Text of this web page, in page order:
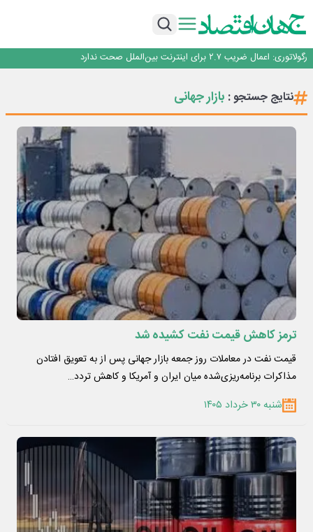
یک اشتباه کلاد، تمام اطلاعات کاربر را به باد داد
رگولاتوری: اعمال ضریب ۲.۷ برای اینترنت بین‌الملل صحت ندارد
با تقاضای برق ناپایدار هوش مصنوعی خودزنی می‌کند
یک اشتباه کلاد، تمام اطلاعات کاربر را به باد داد
نتایج جستجو : بازار جهانی
ترمز کاهش قیمت نفت کشیده شد
قیمت نفت در معاملات روز جمعه بازار جهانی پس از به تعویق افتادن
مذاکرات برنامه‌ریزی‌شده میان ایران و آمریکا و کاهش تردد…
شنبه ۳۰ خرداد ۱۴۰۵